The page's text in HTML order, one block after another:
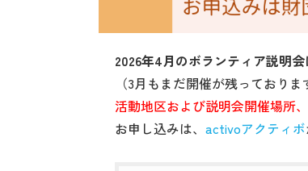
2026年4月のボランティア説明
（3月もまだ開催が残っておりま
活動地区および説明会開催場所
お申し込みは、 activoアクティボ